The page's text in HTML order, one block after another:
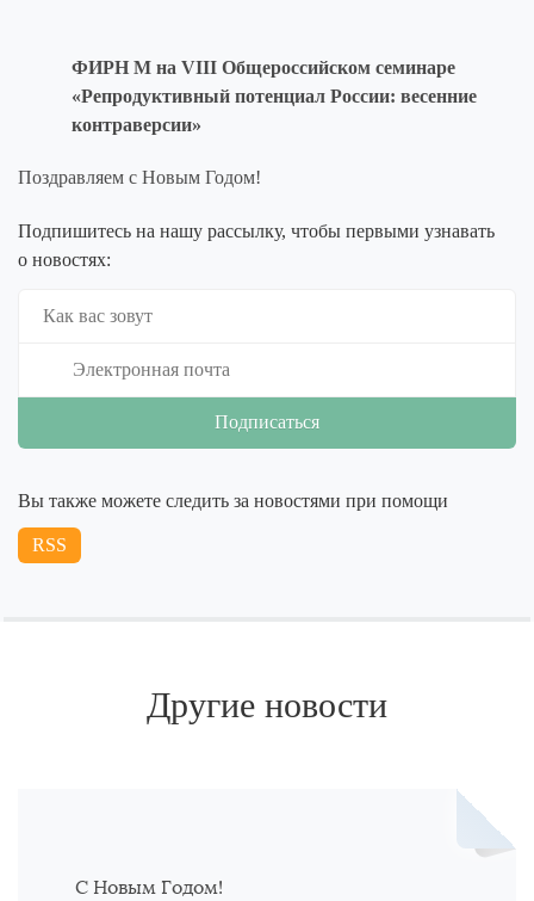
ФИРН М на VIII Общероссийском семинаре
«Репродуктивный потенциал России: весенние
контраверсии»
Поздравляем с Новым Годом!
Подпишитесь на нашу рассылку, чтобы первыми узнавать
о новостях:
Вы также можете следить за новостями при помощи
RSS
Другие новости
С Новым Годом!